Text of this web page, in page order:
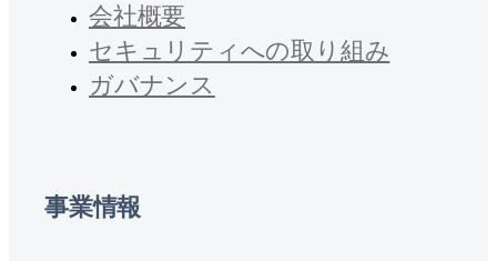
会社概要
セキュリティへの取り組み
ガバナンス
事業情報